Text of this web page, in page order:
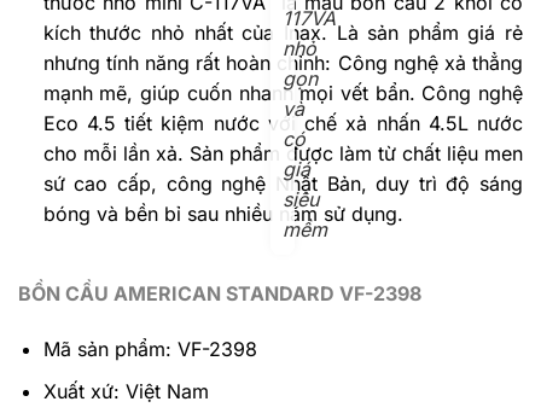
kích thước nhỏ nhất của Inax. Là sản phẩm giá rẻ
nhưng tính năng rất hoàn chỉnh: Công nghệ xả thẳng
mạnh mẽ, giúp cuốn nhanh mọi vết bẩn. Công nghệ
Eco 4.5 tiết kiệm nước với chế xả nhấn 4.5L nước
cho mỗi lần xả. Sản phẩm được làm từ chất liệu men
sứ cao cấp, công nghệ Nhật Bản, duy trì độ sáng
bóng và bền bỉ sau nhiều năm sử dụng.
117VA
nhỏ
gọn
và
có
giá
siêu
mềm
BỒN CẦU AMERICAN STANDARD VF-2398
Mã sản phẩm: VF-2398
Xuất xứ: Việt Nam